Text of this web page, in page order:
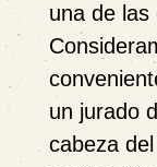
una de las
un jurado
cabeza